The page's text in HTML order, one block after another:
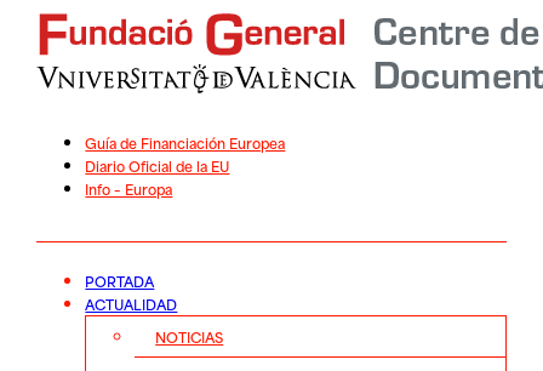
Guía de Financiación Europea
Diario Oficial de la EU
Info – Europa
PORTADA
ACTUALIDAD
NOTICIAS